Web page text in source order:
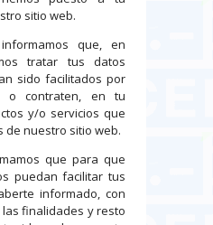
sitio web.
que, en
tratar tus datos
sido facilitados por
o contraten, en tu
y/o servicios que
de nuestro sitio web.
que para que
puedan facilitar tus
informado, con
finalidades y resto